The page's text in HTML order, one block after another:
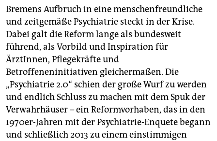
unterstützen
abo
genossenschaft
epaper login
Bremens Aufbruch in eine menschenfreundliche
und zeitgemäße Psychiatrie steckt in der Krise.
Dabei galt die Reform lange als bundesweit
führend, als Vorbild und Inspiration für
ÄrztInnen, Pflegekräfte und
Betroffeneninitiativen gleichermaßen. Die
„Psychiatrie 2.0“ schien der große Wurf zu werden
und endlich Schluss zu machen mit dem Spuk der
Verwahrhäuser – ein Reformvorhaben, das in den
1970er-Jahren mit der Psychiatrie-Enquete begann
und schließlich 2013 zu einem einstimmigen